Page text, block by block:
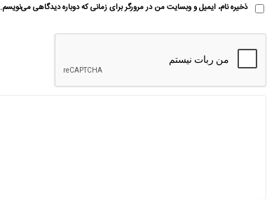
ذخیره نام، ایمیل و وبسایت من در مرورگر برای زمانی که دوباره دیدگاهی می‌نویسم.